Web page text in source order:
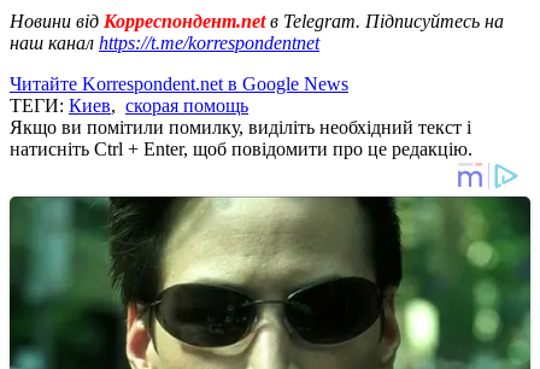
Новини від Корреспондент.netв Telegram. Підписуйтесь на
наш канал https://t.me/korrespondentnet
Читайте Korrespondent.net в Google News
ТЕГИ: Киев, скорая помощь
Якщо ви помітили помилку, виділіть необхідний текст і
натисніть Ctrl + Enter, щоб повідомити про це редакцію.